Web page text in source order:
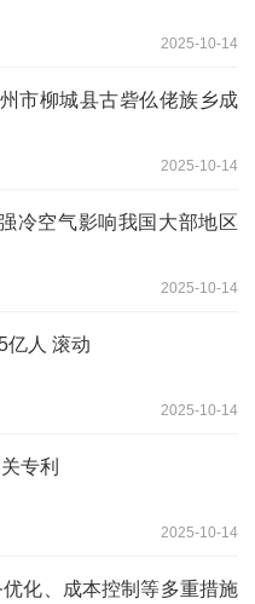
2025-10-14
市柳城县古砦仫佬族乡成
2025-10-14
冷空气影响我国大部地区
2025-10-14
亿人 滚动
2025-10-14
专利
2025-10-14
化、成本控制等多重措施